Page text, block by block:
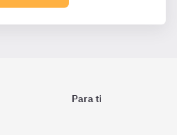
Para ti